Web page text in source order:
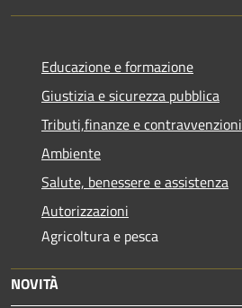
Educazione e formazione
Giustizia e sicurezza pubblica
Tributi,finanze e contravvenzioni
Ambiente
Salute, benessere e assistenza
Autorizzazioni
Agricoltura e pesca
NOVITÀ